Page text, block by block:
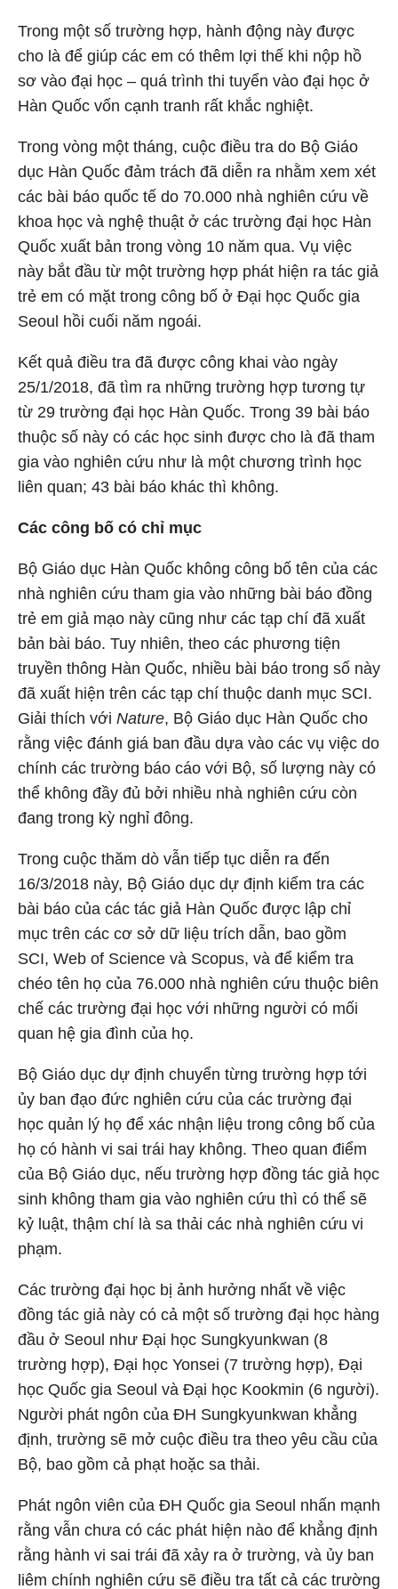
Trong một số trường hợp, hành động này được
cho là để giúp các em có thêm lợi thế khi nộp hồ
sơ vào đại học – quá trình thi tuyển vào đại học ở
Hàn Quốc vốn cạnh tranh rất khắc nghiệt.
Trong vòng một tháng, cuộc điều tra do Bộ Giáo
dục Hàn Quốc đảm trách đã diễn ra nhằm xem xét
các bài báo quốc tế do 70.000 nhà nghiên cứu về
khoa học và nghệ thuật ở các trường đại học Hàn
Quốc xuất bản trong vòng 10 năm qua. Vụ việc
này bắt đầu từ một trường hợp phát hiện ra tác giả
trẻ em có mặt trong công bố ở Đại học Quốc gia
Seoul hồi cuối năm ngoái.
Kết quả điều tra đã được công khai vào ngày
25/1/2018, đã tìm ra những trường hợp tương tự
từ 29 trường đại học Hàn Quốc. Trong 39 bài báo
thuộc số này có các học sinh được cho là đã tham
gia vào nghiên cứu như là một chương trình học
liên quan; 43 bài báo khác thì không.
Các công bố có chỉ mục
Bộ Giáo dục Hàn Quốc không công bố tên của các
nhà nghiên cứu tham gia vào những bài báo đồng
trẻ em giả mạo này cũng như các tạp chí đã xuất
bản bài báo. Tuy nhiên, theo các phương tiện
truyền thông Hàn Quốc, nhiều bài báo trong số này
đã xuất hiện trên các tạp chí thuộc danh mục SCI.
Giải thích với Nature, Bộ Giáo dục Hàn Quốc cho
rằng việc đánh giá ban đầu dựa vào các vụ việc do
chính các trường báo cáo với Bộ, số lượng này có
thể không đầy đủ bởi nhiều nhà nghiên cứu còn
đang trong kỳ nghỉ đông.
Trong cuộc thăm dò vẫn tiếp tục diễn ra đến
16/3/2018 này, Bộ Giáo dục dự định kiểm tra các
bài báo của các tác giả Hàn Quốc được lập chỉ
mục trên các cơ sở dữ liệu trích dẫn, bao gồm
SCI, Web of Science và Scopus, và để kiểm tra
chéo tên họ của 76.000 nhà nghiên cứu thuộc biên
chế các trường đại học với những người có mối
quan hệ gia đình của họ.
Bộ Giáo dục dự định chuyển từng trường hợp tới
ủy ban đạo đức nghiên cứu của các trường đại
học quản lý họ để xác nhận liệu trong công bố của
họ có hành vi sai trái hay không. Theo quan điểm
của Bộ Giáo dục, nếu trường hợp đồng tác giả học
sinh không tham gia vào nghiên cứu thì có thể sẽ
kỷ luật, thậm chí là sa thải các nhà nghiên cứu vi
phạm.
Các trường đại học bị ảnh hưởng nhất về việc
đồng tác giả này có cả một số trường đại học hàng
đầu ở Seoul như Đại học Sungkyunkwan (8
trường hợp), Đại học Yonsei (7 trường hợp), Đại
học Quốc gia Seoul và Đại học Kookmin (6 người).
Người phát ngôn của ĐH Sungkyunkwan khẳng
định, trường sẽ mở cuộc điều tra theo yêu cầu của
Bộ, bao gồm cả phạt hoặc sa thải.
Phát ngôn viên của ĐH Quốc gia Seoul nhấn mạnh
rằng vẫn chưa có các phát hiện nào để khẳng định
rằng hành vi sai trái đã xảy ra ở trường, và ủy ban
liêm chính nghiên cứu sẽ điều tra tất cả các trường